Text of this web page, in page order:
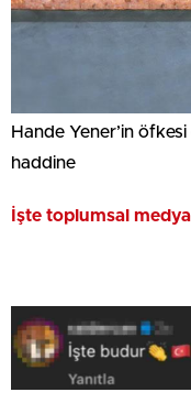
Hande Yener’in
haddine
İşte toplumsal